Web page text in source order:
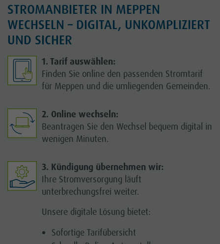
STROMANBIETER IN MEPPEN
WECHSELN – DIGITAL, UNKOMPLIZIERT
UND SICHER
1. Tarif auswählen:
Finden Sie online den passenden Stromtarif
für Meppen und die umliegenden Gemeinden.
2. Online wechseln:
Beantragen Sie den Wechsel bequem digital in
wenigen Minuten.
3. Kündigung übernehmen wir:
Ihre Stromversorgung läuft
unterbrechungsfrei weiter.
Unsere digitale Lösung bietet:
Sofortige Tarifübersicht